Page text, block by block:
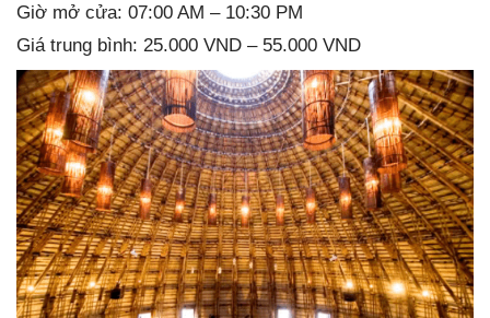
Giờ mở cửa: 07:00 AM – 10:30 PM
Giá trung bình: 25.000 VND – 55.000 VND